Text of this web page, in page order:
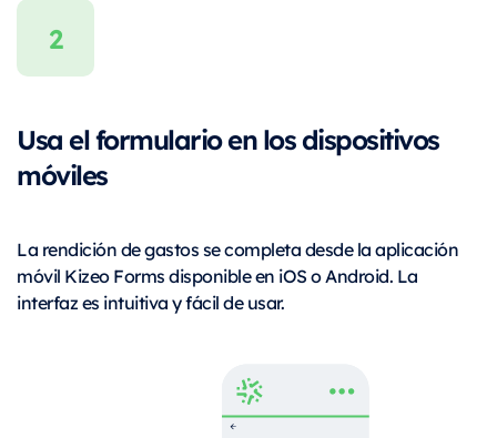
Usa el formulario en los dispositivos
móviles
La rendición de gastos se completa desde la aplicación
móvil Kizeo Forms disponible en iOS o Android. La
interfaz es intuitiva y fácil de usar.